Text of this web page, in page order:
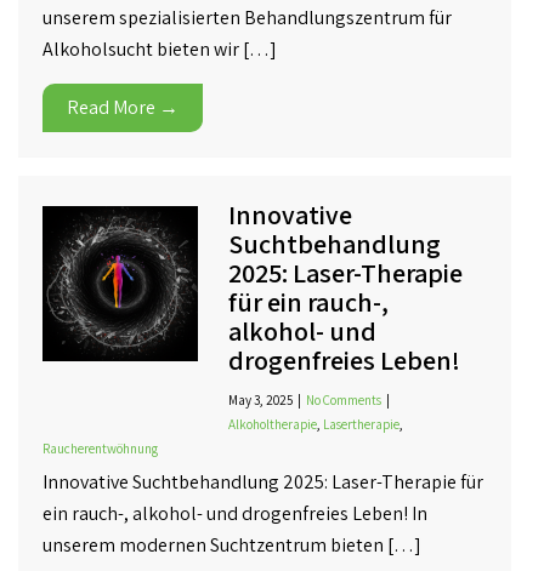
unserem spezialisierten Behandlungszentrum für
Alkoholsucht bieten wir […]
Read More →
Innovative
Suchtbehandlung
2025: Laser-Therapie
für ein rauch-,
alkohol- und
drogenfreies Leben!
May 3, 2025 No Comments
Alkoholtherapie, Lasertherapie,
Raucherentwöhnung
Innovative Suchtbehandlung 2025: Laser-Therapie für
ein rauch-, alkohol- und drogenfreies Leben! In
unserem modernen Suchtzentrum bieten […]